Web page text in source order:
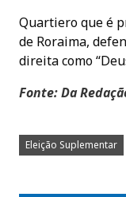
Quartiero que é
de Roraima,
direita como
Fonte: Da
Eleição Suplementar